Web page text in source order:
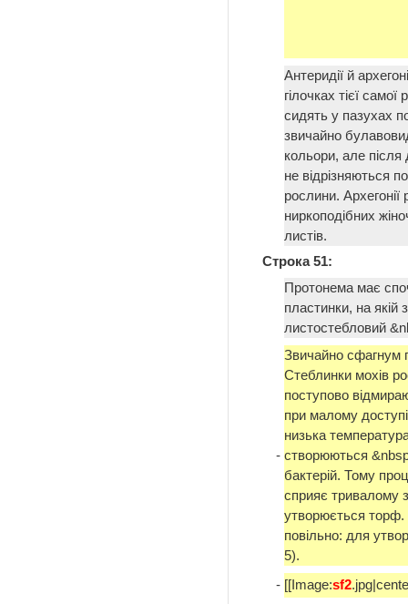
Антеридії й
гілочках тієї
сидять у пазухах
звичайно
кольори, але після
не відрізняються
рослини.
ниркоподібних
листів.
Строка 51:
Протонема має
пластинки, на
листостебловий
-
Звичайно сфагнум
Стеблинки мохів
поступово
при малому
низька
створюються
бактерій. Тому
сприяє тривалому
утворюється
повільно: для
5).
- [[Image:sf2